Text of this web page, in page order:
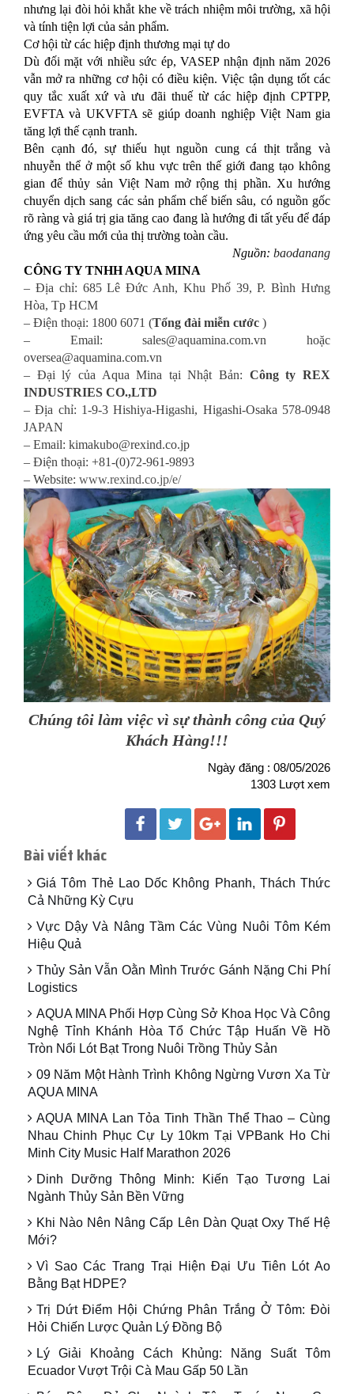
nhưng lại đòi hỏi khắt khe về trách nhiệm môi trường, xã hội
và tính tiện lợi của sản phẩm.
Cơ hội từ các hiệp định thương mại tự do
Dù đối mặt với nhiều sức ép, VASEP nhận định năm 2026
vẫn mở ra những cơ hội có điều kiện. Việc tận dụng tốt các
quy tắc xuất xứ và ưu đãi thuế từ các hiệp định CPTPP,
EVFTA và UKVFTA sẽ giúp doanh nghiệp Việt Nam gia
tăng lợi thế cạnh tranh.
Bên cạnh đó, sự thiếu hụt nguồn cung cá thịt trắng và
nhuyễn thể ở một số khu vực trên thế giới đang tạo không
gian để thủy sản Việt Nam mở rộng thị phần. Xu hướng
chuyển dịch sang các sản phẩm chế biến sâu, có nguồn gốc
rõ ràng và giá trị gia tăng cao đang là hướng đi tất yếu để đáp
ứng yêu cầu mới của thị trường toàn cầu.
Nguồn: baodanang
CÔNG TY TNHH AQUA MINA
– Địa chỉ: 685 Lê Đức Anh, Khu Phố 39, P. Bình Hưng
Hòa, Tp HCM
– Điện thoại: 1800 6071 (Tổng đài miễn cước )
– Email: sales@aquamina.com.vn hoặc
oversea@aquamina.com.vn
– Đại lý của Aqua Mina tại Nhật Bản: Công ty REX
INDUSTRIES CO.,LTD
– Địa chỉ: 1-9-3 Hishiya-Higashi, Higashi-Osaka 578-0948
JAPAN
– Email: kimakubo@rexind.co.jp
– Điện thoại: +81-(0)72-961-9893
– Website: www.rexind.co.jp/e/
Chúng tôi làm việc vì sự thành công của Quý
Khách Hàng!!!
Ngày đăng : 08/05/2026
1303 Lượt xem
Bài viết khác
Giá Tôm Thẻ Lao Dốc Không Phanh, Thách Thức
Cả Những Kỳ Cựu
Vực Dậy Và Nâng Tầm Các Vùng Nuôi Tôm Kém
Hiệu Quả
Thủy Sản Vẫn Oằn Mình Trước Gánh Nặng Chi Phí
Logistics
AQUA MINA Phối Hợp Cùng Sở Khoa Học Và Công
Nghệ Tỉnh Khánh Hòa Tổ Chức Tập Huấn Về Hồ
Tròn Nổi Lót Bạt Trong Nuôi Trồng Thủy Sản
09 Năm Một Hành Trình Không Ngừng Vươn Xa Từ
AQUA MINA
AQUA MINA Lan Tỏa Tinh Thần Thể Thao – Cùng
Nhau Chinh Phục Cự Ly 10km Tại VPBank Ho Chi
Minh City Music Half Marathon 2026
Dinh Dưỡng Thông Minh: Kiến Tạo Tương Lai
Ngành Thủy Sản Bền Vững
Khi Nào Nên Nâng Cấp Lên Dàn Quạt Oxy Thế Hệ
Mới?
Vì Sao Các Trang Trại Hiện Đại Ưu Tiên Lót Ao
Bằng Bạt HDPE?
Trị Dứt Điểm Hội Chứng Phân Trắng Ở Tôm: Đòi
Hỏi Chiến Lược Quản Lý Đồng Bộ
Lý Giải Khoảng Cách Khủng: Năng Suất Tôm
Ecuador Vượt Trội Cà Mau Gấp 50 Lần